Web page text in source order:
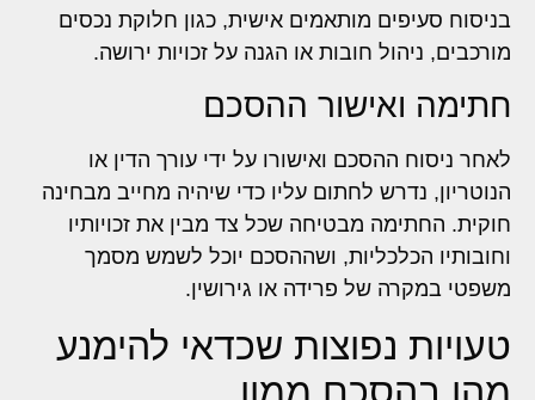
בניסוח סעיפים מותאמים אישית, כגון חלוקת נכסים
מורכבים, ניהול חובות או הגנה על זכויות ירושה.
חתימה ואישור ההסכם
לאחר ניסוח ההסכם ואישורו על ידי עורך הדין או
הנוטריון, נדרש לחתום עליו כדי שיהיה מחייב מבחינה
חוקית. החתימה מבטיחה שכל צד מבין את זכויותיו
וחובותיו הכלכליות, ושההסכם יוכל לשמש מסמך
משפטי במקרה של פרידה או גירושין.
טעויות נפוצות שכדאי להימנע
מהן בהסכם ממון